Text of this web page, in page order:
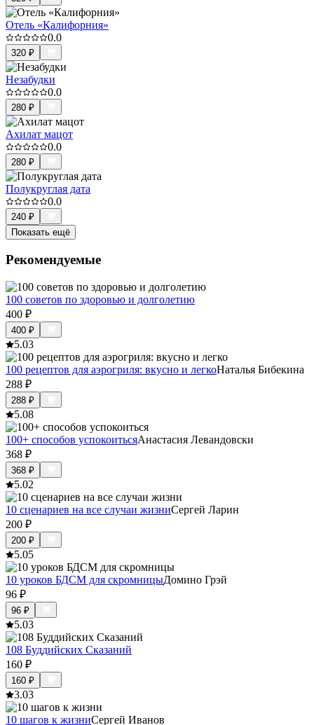
Отель «Калифорния»
0.0
320 ₽
Незабудки
0.0
280 ₽
Ахилат мацот
0.0
280 ₽
Полукруглая дата
0.0
240 ₽
Показать ещё
Рекомендуемые
100 советов по здоровью и долголетию
400 ₽
400 ₽
5.03
100 рецептов для аэрогриля: вкусно и легкоНаталья Бибекина
288 ₽
288 ₽
5.08
100+ способов успокоитьсяАнастасия Левандовски
368 ₽
368 ₽
5.02
10 сценариев на все случаи жизниСергей Ларин
200 ₽
200 ₽
5.05
10 уроков БДСМ для скромницыДомино Грэй
96 ₽
96 ₽
5.03
108 Буддийских Сказаний
160 ₽
160 ₽
3.03
10 шагов к жизниСергей Иванов